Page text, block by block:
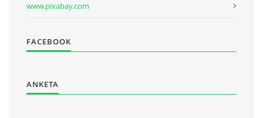
www.pixabay.com
FACEBOOK
ANKETA